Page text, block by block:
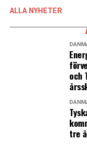
tunnelforbindelse
metroprojekt
Kommune og to
mellem København
Et af de bærende
forbindelser er, at
trængsel, der ifølge
beregninger vil
Femern-
– En
kan også løse
ALLA NYHETER
och
tre